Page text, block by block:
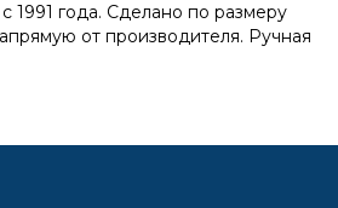
1991 года. Сделано по размеру
от производителя. Ручная